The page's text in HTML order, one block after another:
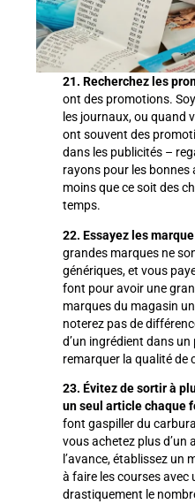
21. Recherchez les
ont des promotions.
les journaux, ou quand
ont souvent des
dans les publicités –
rayons pour les bonnes
moins que ce soit des
temps.
22. Essayez les
grandes marques ne
génériques, et vous
font pour avoir une
marques du magasin
noterez pas de
d’un ingrédient dans
remarquer la qualité de
23. Évitez de sortir à
un seul article chaque
font gaspiller du
vous achetez plus d’un
l’avance, établissez un
à faire les courses avec
drastiquement le